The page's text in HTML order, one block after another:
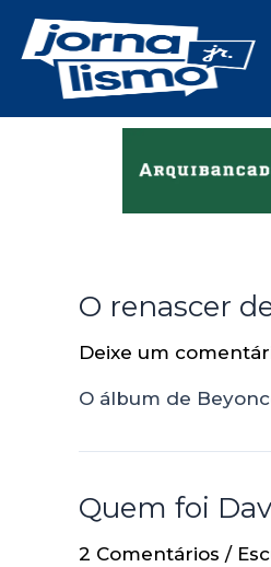
O renascer
Deixe um
O álbum de
Quem foi
2 Comentários /